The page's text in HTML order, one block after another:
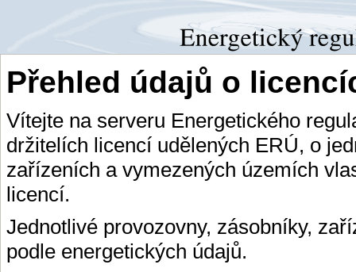
Přehled údajů o
Vítejte na serveru Energetického
držitelích licencí udělených ERÚ, o
zařízeních a vymezených územích
licencí.
Jednotlivé provozovny, zásobníky,
podle energetických údajů.